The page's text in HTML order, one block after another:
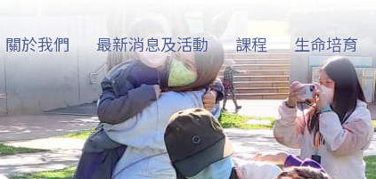
關於我們 最新消息及活動 課程 生命培育